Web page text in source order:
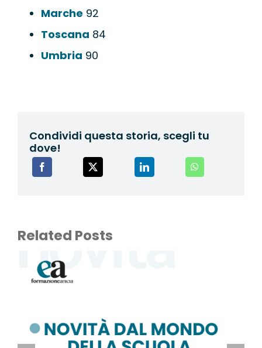
Marche 92
Toscana 84
Umbria 90
Condividi questa storia, scegli tu
dove!
Related Posts